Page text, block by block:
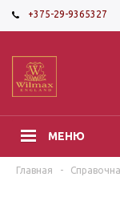
+375-29-9365327
МЕНЮ
Главная -